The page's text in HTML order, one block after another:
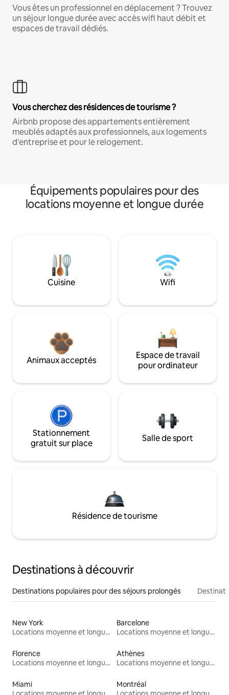
Vous êtes un professionnel en déplacement ? Trouvez
un séjour longue durée avec accès wifi haut débit et
espaces de travail dédiés.
Vous cherchez des résidences de tourisme ?
Airbnb propose des appartements entièrement
meublés adaptés aux professionnels, aux logements
d'entreprise et pour le relogement.
Équipements populaires pour des
locations moyenne et longue durée
Cuisine Wifi
Animaux acceptés
Espace de travail
pour ordinateur
Stationnement
gratuit sur place
Salle de sport
Résidence de tourisme
Destinations à découvrir
Destinations populaires pour des séjours prolongés
New York
Locations moyenne et longue durée
Barcelone
Locations moyenne et longue durée
Florence
Locations moyenne et longue durée
Athènes
Locations moyenne et longue durée
Miami
Montréal